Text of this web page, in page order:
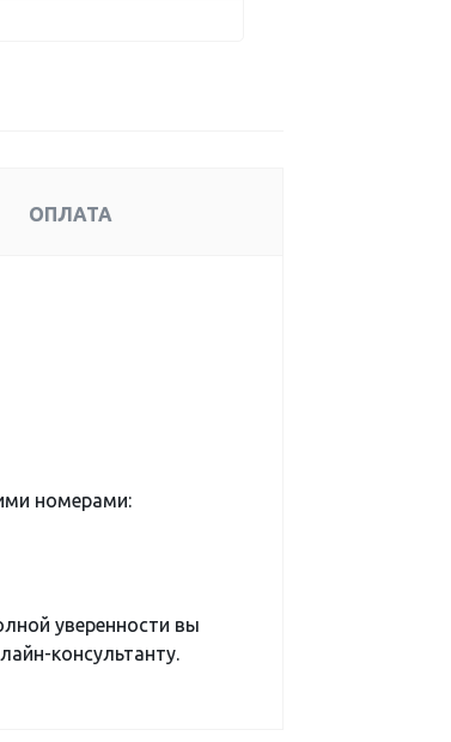
ОПЛАТА
номерами:
уверенности вы
консультанту.